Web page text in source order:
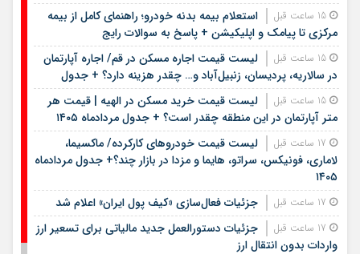
استعلام بیمه بدنه خودرو؛ راهنمای کامل از بیمه
مرکزی تا پیامک و اپلیکیشن + پاسخ به سوالات رایج
لیست قیمت اجاره مسکن در قم/ اجاره آپارتمان
در سالاریه، پردیسان، زنبیل‌آباد و… چقدر هزینه دارد؟ + جدول
لیست قیمت خرید مسکن در الهیه | قیمت هر
متر آپارتمان در این منطقه چقدر است؟ + جدول مردادماه ۱۴۰۵
لیست قیمت خودروهای کارکرده/ ماکسیما،
لاماری، فونیکس، سراتو، هایما و مزدا در بازار چند؟+ جدول مردادماه
۱۴۰۵
جزئیات فعال‌سازی «کیف پول ایران» اعلام شد
جزئیات دستورالعمل جدید مالیاتی برای تسعیر ارز
واردات بدون انتقال ارز